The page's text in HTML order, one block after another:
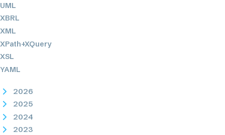
UML
XBRL
XML
XPath+XQuery
XSL
YAML
2026
2025
2024
2023